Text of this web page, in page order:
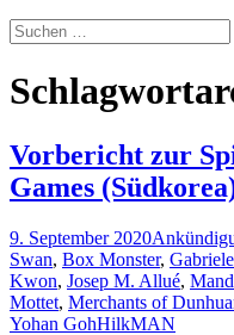
Suchen
nach:
Vorbericht zur
Games
9. September 2020
Swan, Box Monster,
Kwon, Josep M. Allué,
Mottet, Merchants of
Yohan GohHilkMAN